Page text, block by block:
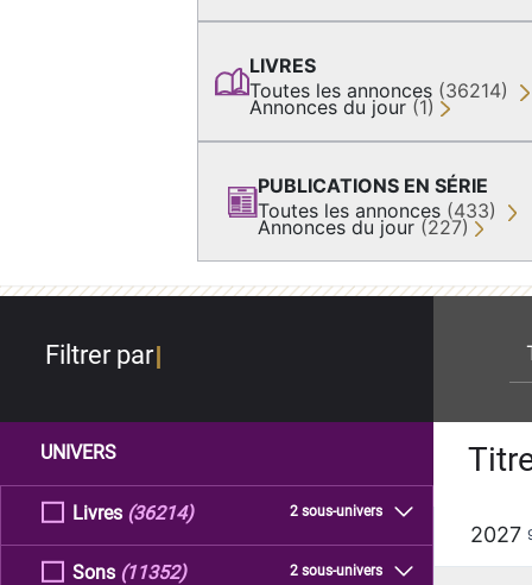
LIVRES
Toutes les annonces (36214)
Annonces du jour (1)
PUBLICATIONS EN SÉRIE
Toutes les annonces (433)
Annonces du jour (227)
Filtrer par
UNIVERS
Livres 2 sous-univers
(36214)
Sons 2 sous-univers
(11352)
2027